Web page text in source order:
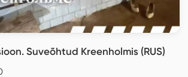
Suveõhtud Kreenholmis (RUS)